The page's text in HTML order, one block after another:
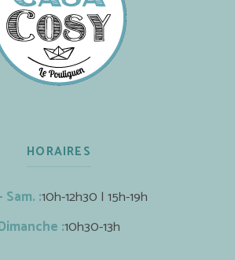
HORAIRES
Sam. :10h-12h30 | 15h-19h
:10h30-13h